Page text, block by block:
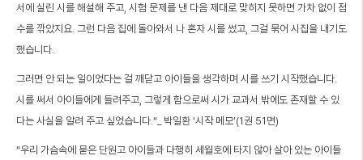
서에 실린 시를 해설해 주고, 시험 문제를 낸 다음 제대로 맞히지 못하면 가차 없이 점
수를 깎았지요. 그런 다음 집에 돌아와서 나 혼자 시를 썼고, 그걸 묶어 시집을 내기도
했습니다.
그러면 안 되는 일이었다는 걸 깨닫고 아이들을 생각하며 시를 쓰기 시작했습니다.
시를 써서 아이들에게 들려주고, 그렇게 함으로써 시가 교과서 밖에도 존재할 수 있
다는 사실을 알려 주고 싶었습니다.“_ 박일환 ‘시작 메모’(1권 51면)
“우리 가슴속에 묻은 단원고 아이들과 다행히 세월호에 타지 않아 살아 있는 아이들